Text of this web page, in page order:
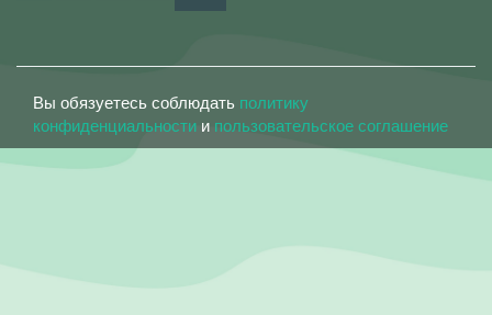
Вы обязуетесь соблюдать политику
конфиденциальности и пользовательское соглашение